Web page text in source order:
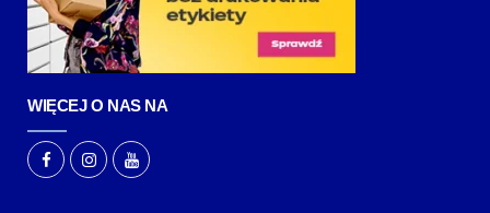
WIĘCEJ O NAS NA